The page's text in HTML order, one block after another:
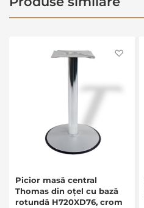
Picior masă central
Thomas din oțel cu bază
rotundă H720XD76, crom